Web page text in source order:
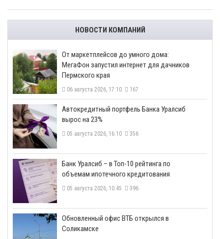
НОВОСТИ КОМПАНИЙ
От маркетплейсов до умного дома:
МегаФон запустил интернет для дачников
Пермского края
06 августа 2026, 17:10 167
​Автокредитный портфель Банка Уралсиб
вырос на 23%
05 августа 2026, 16:10 356
​Банк Уралсиб – в Топ-10 рейтинга по
объемам ипотечного кредитования
05 августа 2026, 10:45 396
​Обновленный офис ВТБ открылся в
Соликамске